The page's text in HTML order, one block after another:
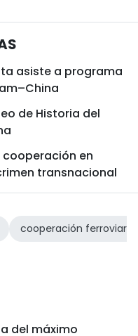
asiste a programa
de Historia del
cooperación en
transnacional
cooperación ferroviaria
del máximo